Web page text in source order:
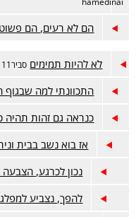
הם לא רעים, הם
לא להיות תמימים סביר11
התכוונתי למה שבגוף
כנראה גם זהות
אז בוא נשב בבית
נכון לכרגע,
להפך, נצביע